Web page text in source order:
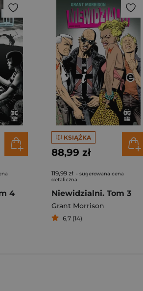
4
KSIĄŻKA
88,99 zł
119,99 zł - sugerowana cena
detaliczna
Niewidzialni. Tom 3
Grant Morrison
6,7 (14)